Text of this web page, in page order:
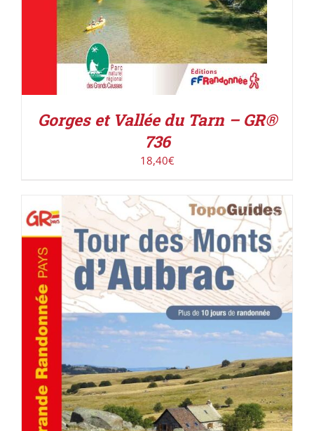
Gorges et Vallée du Tarn – GR®
736
18,40€
AJOUTER AU PANIER / DÉTAILS